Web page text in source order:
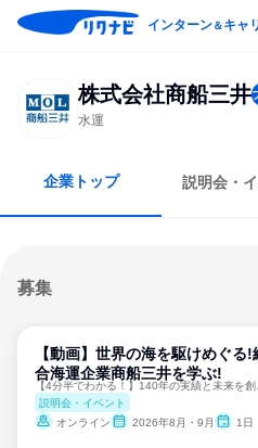
インターン＆キャ
株式会社商船三井
水運
企業トップ 説明会・
募集
【動画】世界の海を駆けめぐる!
合海運企業商船三井を学ぶ!
説明会・イベント
オンライン
2026年8月・9月 1日